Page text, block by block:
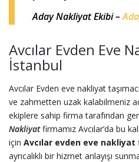
Aday Nakliyat Ekibi –
Avcılar Evden Eve
İstanbul
Avcılar Evden eve nakliyat
ve zahmetten uzak kalabilmeniz
ekiplere sahip firma tarafından
Nakliyatfirmamız Avcılar’da bu
için Avcılar evden eve nakliyat
ayrıcalıklı bir hizmet anlayışı